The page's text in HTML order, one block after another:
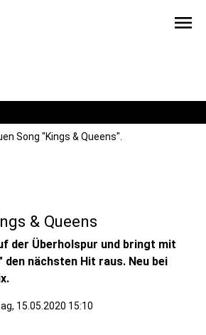
menu
Song "Kings & Queens".
& Queens
der Überholspur und bringt mit
den nächsten Hit raus. Neu bei
15.05.2020 15:10